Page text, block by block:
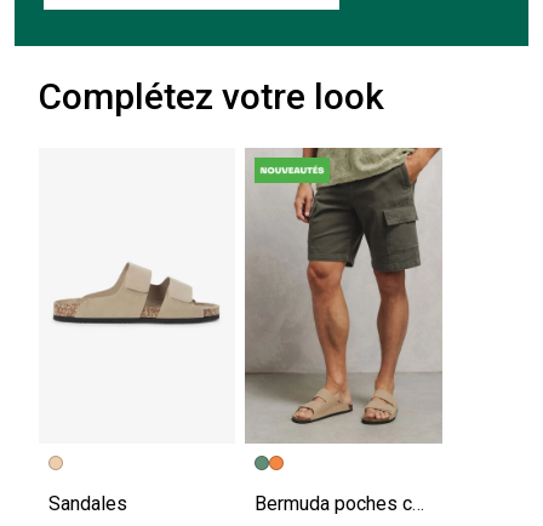
Complétez votre look
Sandales Bermuda poches cargo taille élastiquée